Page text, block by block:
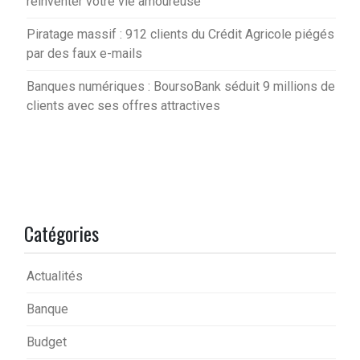
Piratage massif : 912 clients du Crédit Agricole piégés
par des faux e-mails
Banques numériques : BoursoBank séduit 9 millions de
clients avec ses offres attractives
Catégories
Actualités
Banque
Budget